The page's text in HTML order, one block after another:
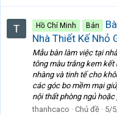
Hồ Chí Minh Bán
Nhà Thiết Kế Nhỏ
Mẫu bàn làm việc tại
tông màu trắng kem kết
nhàng và tinh tế cho
các góc bo mềm mại
nội thất phòng ngủ hoặc
thanhcaco
Chủ đề 5/